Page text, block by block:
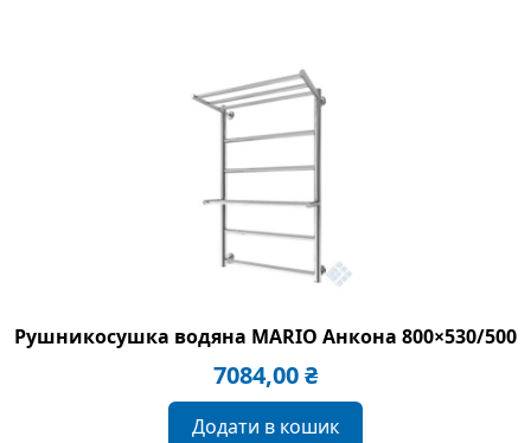
Рушникосушка водяна MARIO Анкона 800×530/500
7084,00₴
Додати в кошик